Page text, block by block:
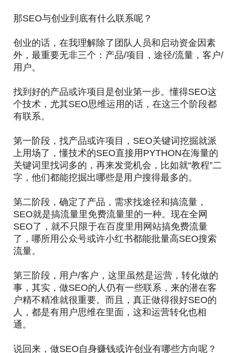
那SEO与创业到底有什么联系呢？
创业的话，在我理解除了团队人员和启动资金因素
外，最重要无非三个：产品/项目，途径/流量，客户/
用户。
找到好的产品或许项目是创业第一步。懂得SEO这
个技术，尤其SEO思维运用的话，在这三个阶段都
有联系。
第一阶段，找产品或许项目，SEO关键词挖掘就派
上用场了，懂技术的SEO直接用PYTHON在海量的
关键词里找词多的，再来发觉机会，比如就“教程”二
字，他们都能挖掘出哪些是用户搜得最多的。
第二阶段，确定了产品，需求找途径和搞流量，
SEO就是搞流量里免费流量里的一种。现在全网
SEO了，就不只限于在百度里用网站搞免费流量
了，哪所用公众号或许小红书都能批量高SEO搜索
流量。
第三阶段，用户/客户，这里虽然是运营，转化做的
事，其实，做SEO的人仍有一些联系，来的潜在客
户精不精准就很重要。而且，真正做得很好SEO的
人，都是有用户思维在里面，这和运营转化也相
通。
说回来，做SEO自身赚钱或许创业有哪些方向呢？